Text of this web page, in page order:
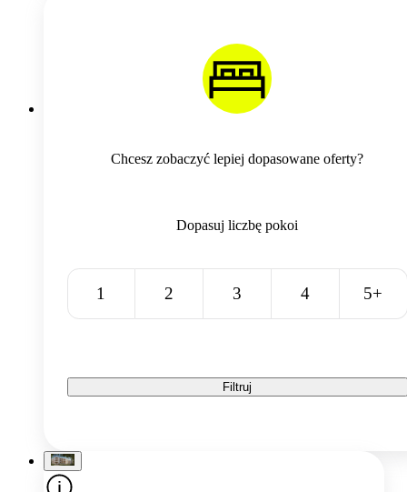
Chcesz zobaczyć lepiej dopasowane oferty?
Dopasuj liczbę pokoi
1 2 3 4 5+
Filtruj